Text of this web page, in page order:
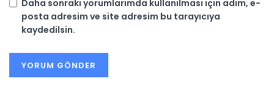
Daha sonraki yorumlarımda kullanılması için adım, e-
posta adresim ve site adresim bu tarayıcıya
kaydedilsin.